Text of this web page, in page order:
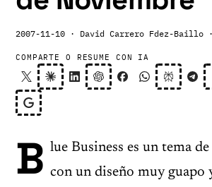
2007-11-10 · David Carrero Fdez-Baillo
COMPARTE O RESUME CON IA
B lue Business es un tema
con un diseño muy guapo